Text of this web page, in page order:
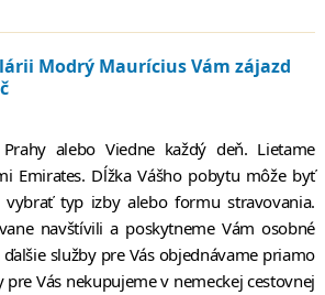
Modrý Maurícius Vám zájazd
alebo Viedne každý deň. Lietame
Emirates. Dĺžka Vášho pobytu môže byť
vybrať typ izby alebo formu stravovania.
navštívili a poskytneme Vám osobné
služby pre Vás objednávame priamo
pre Vás nekupujeme v nemeckej cestovnej